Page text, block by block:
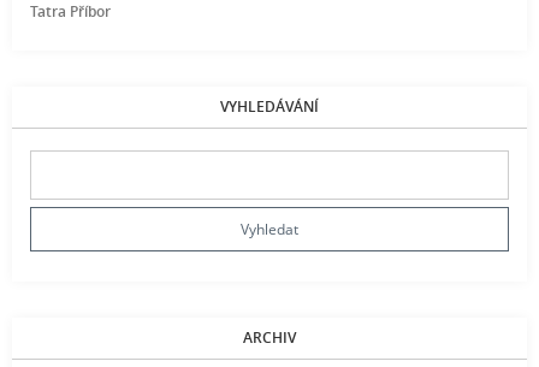
Tatra Příbor
VYHLEDÁVÁNÍ
ARCHIV